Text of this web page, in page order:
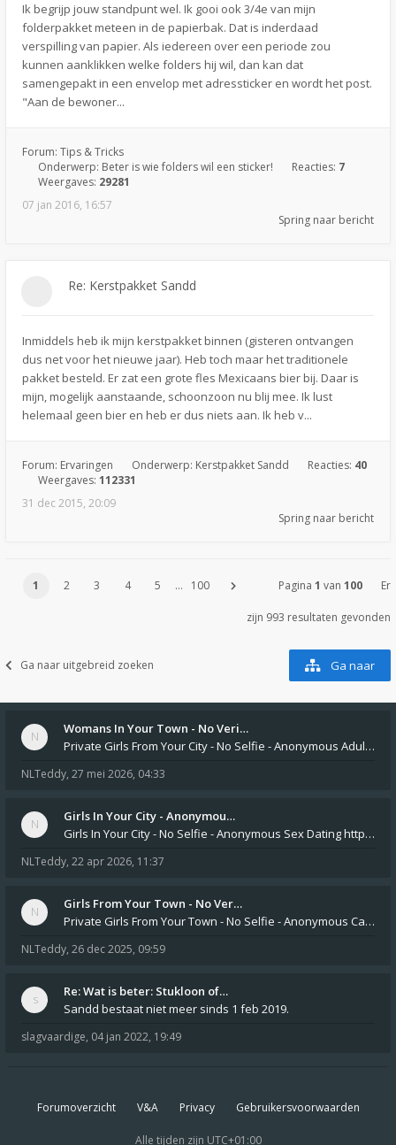
Ik begrijp jouw standpunt wel. Ik gooi ook 3/4e van mijn
folderpakket meteen in de papierbak. Dat is inderdaad
verspilling van papier. Als iedereen over een periode zou
kunnen aanklikken welke folders hij wil, dan kan dat
samengepakt in een envelop met adressticker en wordt het post.
"Aan de bewoner...
Forum: Tips & Tricks
Onderwerp: Beter is wie folders wil een sticker! Reacties: 7
Weergaves: 29281
07 jan 2016, 16:57
Spring naar bericht
Re: Kerstpakket Sandd
Inmiddels heb ik mijn kerstpakket binnen (gisteren ontvangen
dus net voor het nieuwe jaar). Heb toch maar het traditionele
pakket besteld. Er zat een grote fles Mexicaans bier bij. Daar is
mijn, mogelijk aanstaande, schoonzoon nu blij mee. Ik lust
helemaal geen bier en heb er dus niets aan. Ik heb v...
Forum: Ervaringen Onderwerp: Kerstpakket Sandd Reacties: 40
Weergaves: 112331
31 dec 2015, 20:09
Spring naar bericht
1 2 3 4 5 … 100 Pagina 1 van 100 Er
zijn 993 resultaten gevonden
Ga naar uitgebreid zoeken Ga naar
Womans In Your Town - No Veri…
Private Girls From Your City - No Selfie - Anonymous Adult Dating https://privatedates.live Private Girls In Your
NLTeddy, 27 mei 2026, 04:33
Girls In Your City - Anonymou…
Girls In Your City - No Selfie - Anonymous Sex Dating https://SecretPrivat.com Womens In Your Town - Anonymous S
NLTeddy, 22 apr 2026, 11:37
Girls From Your Town - No Ver…
Private Girls From Your Town - No Selfie - Anonymous Casual Dating https://PrivateLadyEscorts.com Private Lady In
NLTeddy, 26 dec 2025, 09:59
Re: Wat is beter: Stukloon of…
Sandd bestaat niet meer sinds 1 feb 2019.
slagvaardige, 04 jan 2022, 19:49
Forumoverzicht V&A Privacy Gebruikersvoorwaarden
Alle tijden zijn UTC+01:00